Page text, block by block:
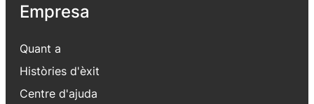
Empresa
Quant a
Històries d'èxit
Centre d'ajuda